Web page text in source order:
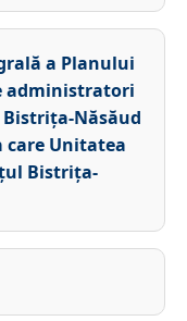
a Planului
administratori
Bistrița-Năsăud
care Unitatea
Bistrița-